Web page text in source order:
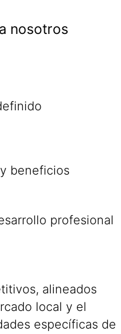
nosotros
beneficios
profesional
alineados
local y el
específicas de